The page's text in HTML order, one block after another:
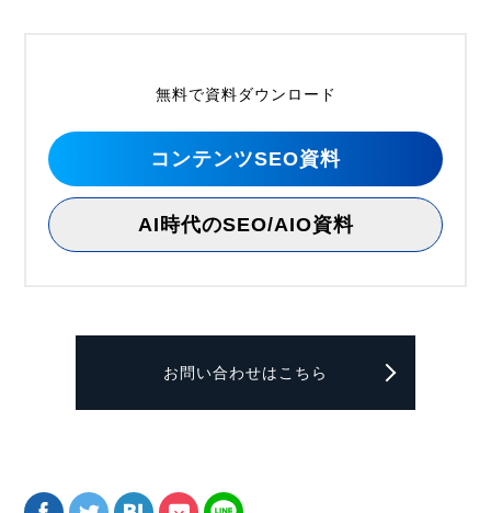
無料で資料ダウンロード
コンテンツSEO資料
AI時代のSEO/AIO資料
お問い合わせはこちら